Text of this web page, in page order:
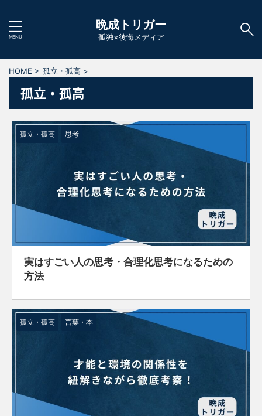
晩成トリガー
孤独×後悔メディア
HOME > 孤立・孤高 >
孤立・孤高
孤立・孤高 思考
実はすごい人の思考・合理化思考になるための
方法
孤立・孤高 言葉・本